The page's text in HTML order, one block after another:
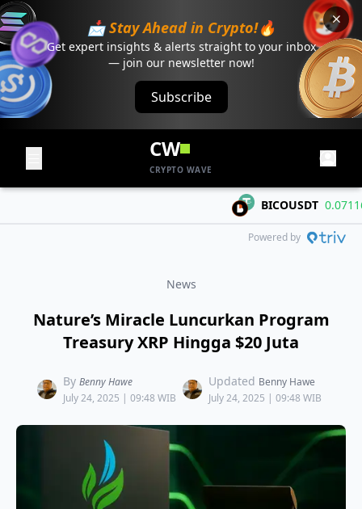
📩 Stay Ahead in Crypto!🔥
Get expert insights & alerts straight to your inbox
— join our newsletter now!
Subscribe
CW
CRYPTO WAVE
BICOUSDT 0.07116
Powered by
News
Nature’s Miracle Luncurkan Program
Treasury XRP Hingga $20 Juta
By Benny Hawe
July 24, 2025 | 09:48 WIB
Updated Benny Hawe
July 24, 2025 | 09:48 WIB